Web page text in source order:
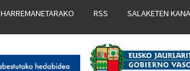
HARREMANETARAKO RSS SALAKETEN